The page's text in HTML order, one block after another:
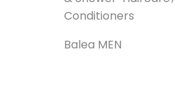
Conditioners
Balea MEN